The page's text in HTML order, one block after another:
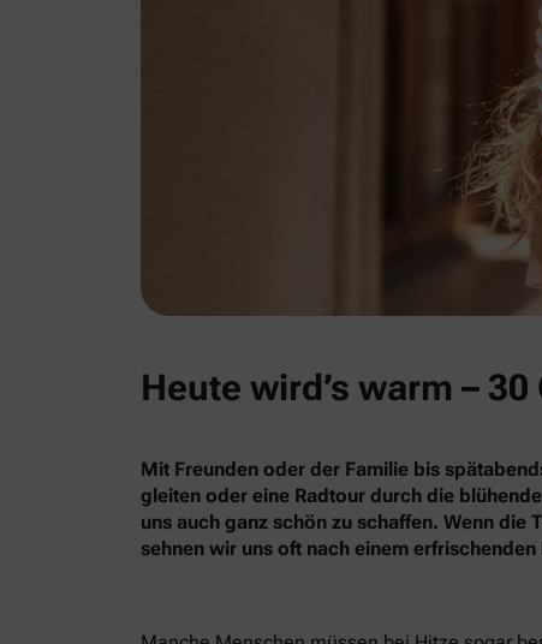
Heute wird’s warm –
Mit Freunden oder der Familie bis
gleiten oder eine Radtour durch die
uns auch ganz schön zu schaffen. Wenn die
sehnen wir uns oft nach einem